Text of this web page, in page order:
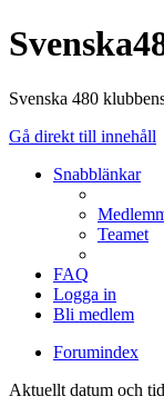
Svenska 480
Gå direkt till innehåll
Snabblänkar
Teamet
FAQ
Logga in
Bli medlem
Forumindex
Aktuellt datum och